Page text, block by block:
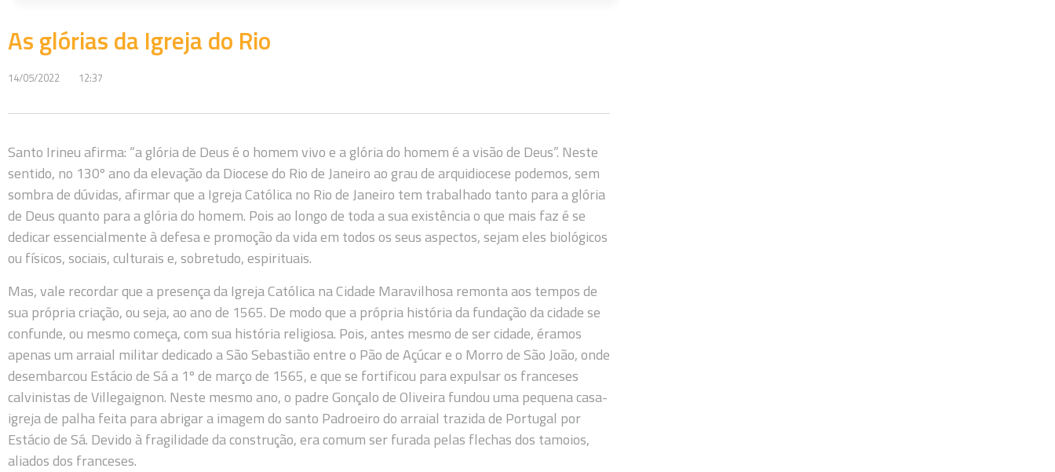
As glórias da Igreja do Rio
14/05/2022 12:37
Santo Irineu afirma: “a glória de Deus é o homem vivo e a glória do homem é a visão de Deus”. Neste
sentido, no 130º ano da elevação da Diocese do Rio de Janeiro ao grau de arquidiocese podemos, sem
sombra de dúvidas, afirmar que a Igreja Católica no Rio de Janeiro tem trabalhado tanto para a glória
de Deus quanto para a glória do homem. Pois ao longo de toda a sua existência o que mais faz é se
dedicar essencialmente à defesa e promoção da vida em todos os seus aspectos, sejam eles biológicos
ou físicos, sociais, culturais e, sobretudo, espirituais.
Mas, vale recordar que a presença da Igreja Católica na Cidade Maravilhosa remonta aos tempos de
sua própria criação, ou seja, ao ano de 1565. De modo que a própria história da fundação da cidade se
confunde, ou mesmo começa, com sua história religiosa. Pois, antes mesmo de ser cidade, éramos
apenas um arraial militar dedicado a São Sebastião entre o Pão de Açúcar e o Morro de São João, onde
desembarcou Estácio de Sá a 1º de março de 1565, e que se fortificou para expulsar os franceses
calvinistas de Villegaignon. Neste mesmo ano, o padre Gonçalo de Oliveira fundou uma pequena casa-
igreja de palha feita para abrigar a imagem do santo Padroeiro do arraial trazida de Portugal por
Estácio de Sá. Devido à fragilidade da construção, era comum ser furada pelas flechas dos tamoios,
aliados dos franceses.